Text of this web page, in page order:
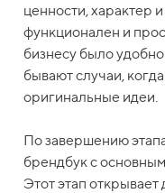
ценности, характер
функционален и
бизнесу было
бывают случаи,
оригинальные идеи.
По завершению
брендбук с
Этот этап